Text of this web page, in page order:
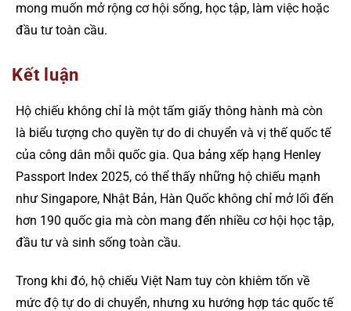
mong muốn mở rộng cơ hội sống, học tập, làm việc hoặc
đầu tư toàn cầu.
Kết luận
Hộ chiếu không chỉ là một tấm giấy thông hành mà còn
là biểu tượng cho quyền tự do di chuyển và vị thế quốc tế
của công dân mỗi quốc gia. Qua bảng xếp hạng Henley
Passport Index 2025, có thể thấy những hộ chiếu mạnh
như Singapore, Nhật Bản, Hàn Quốc không chỉ mở lối đến
hơn 190 quốc gia mà còn mang đến nhiều cơ hội học tập,
đầu tư và sinh sống toàn cầu.
Trong khi đó, hộ chiếu Việt Nam tuy còn khiêm tốn về
mức độ tự do di chuyển, nhưng xu hướng hợp tác quốc tế